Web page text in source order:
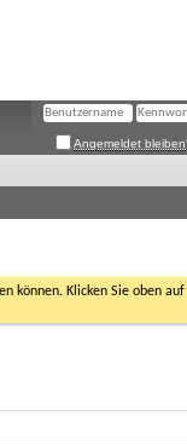
Angemeldet
können. Klicken Sie oben